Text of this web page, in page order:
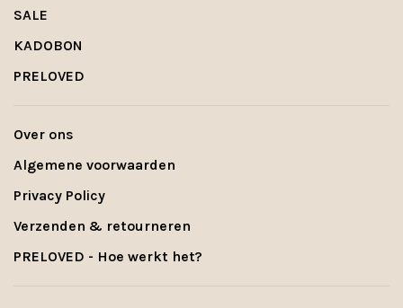
SALE
KADOBON
PRELOVED
Over ons
Algemene voorwaarden
Privacy Policy
Verzenden & retourneren
PRELOVED - Hoe werkt het?